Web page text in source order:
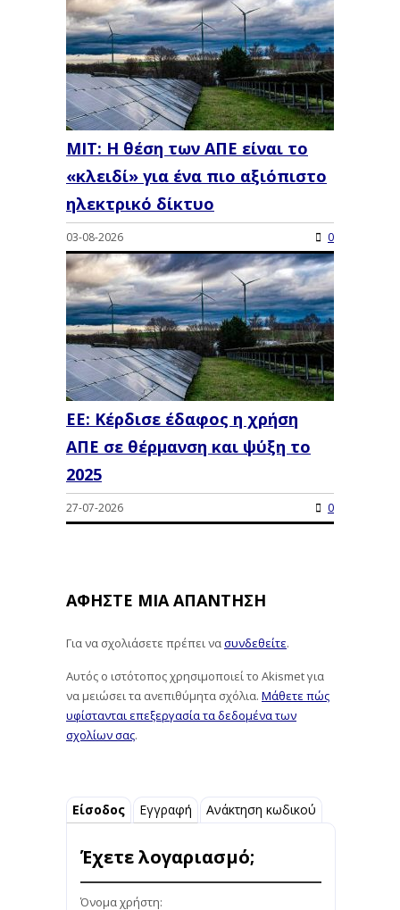
MIT: Η θέση των ΑΠΕ είναι το
«κλειδί» για ένα πιο αξιόπιστο
ηλεκτρικό δίκτυο
03-08-2026 0
ΕΕ: Κέρδισε έδαφος η χρήση
ΑΠΕ σε θέρμανση και ψύξη το
2025
27-07-2026 0
ΑΦΉΣΤΕ ΜΙΑ ΑΠΆΝΤΗΣΗ
Για να σχολιάσετε πρέπει νασυνδεθείτε.
Αυτός ο ιστότοπος χρησιμοποιεί το Akismet για
να μειώσει τα ανεπιθύμητα σχόλια. Μάθετε πώς
υφίστανται επεξεργασία τα δεδομένα των
σχολίων σας.
Είσοδος Εγγραφή Ανάκτηση κωδικού
Έχετε λογαριασμό;
Όνομα χρήστη: